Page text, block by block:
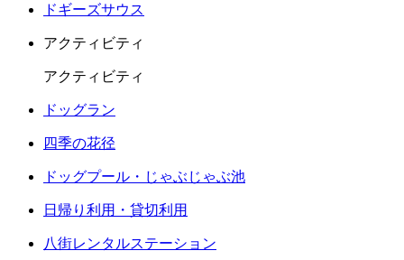
ドギーズサウス
アクティビティ
アクティビティ
ドッグラン
四季の花径
ドッグプール・じゃぶじゃぶ池
日帰り利用・貸切利用
八街レンタルステーション